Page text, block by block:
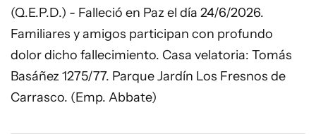
(Q.E.P.D.) - Falleció en Paz el día 24/6/2026.
Familiares y amigos participan con profundo
dolor dicho fallecimiento. Casa velatoria: Tomás
Basáñez 1275/77. Parque Jardín Los Fresnos de
Carrasco. (Emp. Abbate)